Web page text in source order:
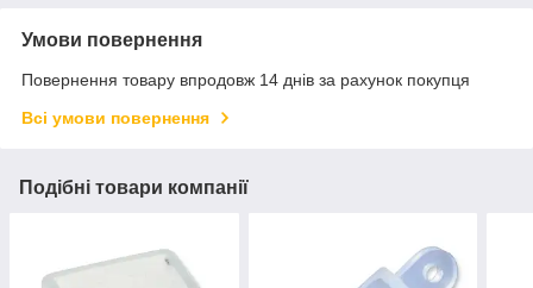
Умови повернення
Повернення товару впродовж 14 днів за рахунок покупця
Всі умови повернення
Подібні товари компанії